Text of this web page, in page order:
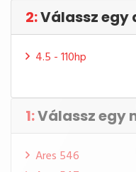
1:Válassz egy
Ares 546
2:Válassz
4.5 - 110hp